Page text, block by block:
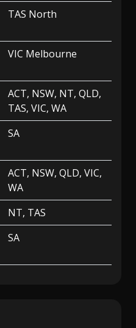
TAS North
VIC Melbourne
ACT, NSW, NT, QLD,
TAS, VIC, WA
SA
ACT, NSW, QLD, VIC,
WA
NT, TAS
SA